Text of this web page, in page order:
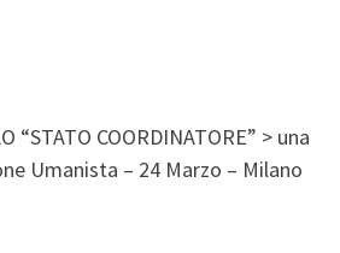
“STATO COORDINATORE” > una
Umanista – 24 Marzo – Milano